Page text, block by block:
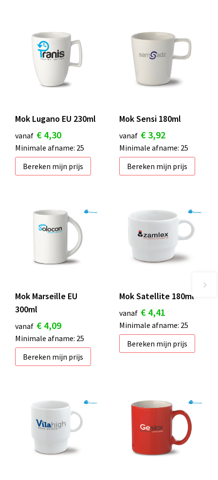
Mok Lugano EU 230ml
vanaf € 4,30
Minimale afname: 25
Bereken mijn prijs
Mok Sensi 180ml
vanaf € 3,92
Minimale afname: 25
Bereken mijn prijs
Mok Marseille EU
300ml
vanaf € 4,09
Minimale afname: 25
Bereken mijn prijs
Mok Satellite 180ml
vanaf € 4,41
Minimale afname: 25
Bereken mijn prijs